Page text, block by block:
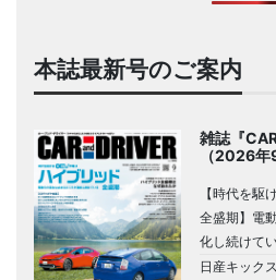
本誌最新号のご案内
雑誌『
（2026年
【時代を駆
全盛期】電
化し続けて
日産キック